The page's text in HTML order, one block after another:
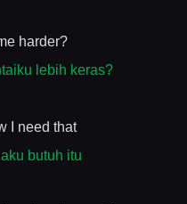
harder?
lebih keras?
I need that
butuh itu